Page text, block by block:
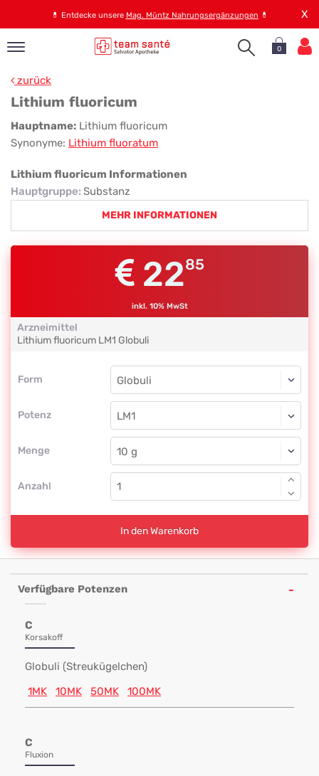
💊 Entdecke unsere Mag. Müntz Nahrungsergänzungen 💊 X
0
zurück
Lithium fluoricum
Lithium
fluoricum
Hauptname: Lithium fluoricum
Synonyme: Lithium fluoratum
Lithium fluoricum Informationen
Hauptgruppe: Substanz
MEHR INFORMATIONEN
2285
inkl. 10% MwSt
Arzneimittel
Lithium fluoricum LM1 Globuli
Form
Form
Potenz
Globuli
LM1
Menge
Globuli
Anzahl
In den Warenkorb
Verfügbare Potenzen
C
Korsakoff
Globuli (Streukügelchen)
1MK
10MK 50MK 100MK
C
Fluxion